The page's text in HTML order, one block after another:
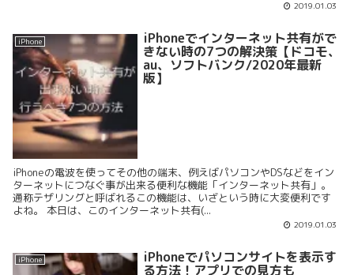
2019.01.03
iPhone iPhoneでインターネット共有がで
きない時の7つの解決策【ドコモ、
au、ソフトバンク/2020年最新
版】
iPhoneの電波を使ってその他の端末、例えばパソコンやDSなどをイン
ターネットにつなぐ事が出来る便利な機能「インターネット共有」。
通称テザリングと呼ばれるこの機能は、いざという時に大変便利です
よね。 本日は、このインターネット共有(...
2019.01.03
iPhone iPhoneでパソコンサイトを表示す
る方法！アプリでの見方も